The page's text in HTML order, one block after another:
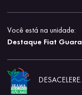
Você está na unidade:
Destaque Fiat